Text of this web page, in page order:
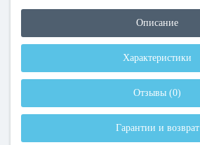
Описание
Характеристики
Отзывы (0)
Гарантии и возврат